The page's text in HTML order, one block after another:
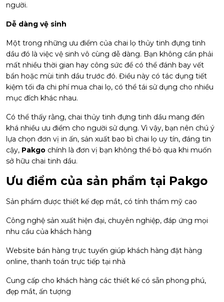
người.
Dễ dàng vệ sinh
Một trong những ưu điểm của chai lọ thủy tinh đựng tinh
dầu đó là việc vệ sinh vô cùng dễ dàng. Bạn không cần phải
mất nhiều thời gian hay công sức để có thể đánh bay vết
bẩn hoặc mùi tinh dầu trước đó. Điều này có tác dụng tiết
kiệm tối đa chi phí mua chai lọ, có thể tái sử dụng cho nhiều
mục đích khác nhau.
Có thể thấy rằng, chai thủy tinh đựng tinh dầu mang đến
khá nhiều ưu điểm cho người sử dụng. Vì vậy, bạn nên chú ý
lựa chọn đơn vị in ấn, sản xuất bao bì chai lọ uy tín, đáng tin
cậy, Pakgo chính là đơn vị bạn không thể bỏ qua khi muốn
sở hữu chai tinh dầu.
Ưu điểm của sản phẩm tại Pakgo
Sản phẩm được thiết kế đẹp mắt, có tính thẩm mỹ cao
Công nghệ sản xuất hiện đại, chuyên nghiệp, đáp ứng mọi
nhu cầu của khách hàng
Website bán hàng trực tuyến giúp khách hàng đặt hàng
online, thanh toán trực tiếp tại nhà
Cung cấp cho khách hàng các thiết kế có sẵn phong phú,
đẹp mắt, ấn tượng